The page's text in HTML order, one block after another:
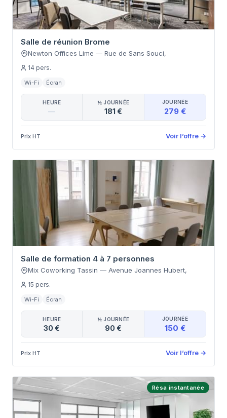
Salle de réunion Brome
Newton Offices Lime — Rue de Sans Souci,
14 pers.
Wi-Fi Écran
HEURE
—
½ JOURNÉE
181 €
JOURNÉE
279 €
Prix HT Voir l’offre →
Salle de formation 4 à 7 personnes
Mix Coworking Tassin — Avenue Joannes Hubert,
15 pers.
Wi-Fi Écran
HEURE
30 €
½ JOURNÉE
90 €
JOURNÉE
150 €
Prix HT Voir l’offre →
Résa instantanée